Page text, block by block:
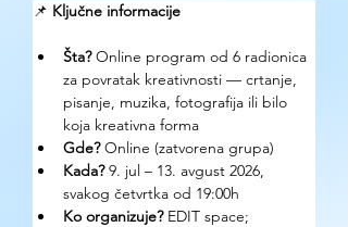
📌 Ključne informacije
Šta? Online program od 6 radionica
za povratak kreativnosti — crtanje,
pisanje, muzika, fotografija ili bilo
koja kreativna forma
Gde? Online (zatvorena grupa)
Kada? 9. jul – 13. avgust 2026,
svakog četvrtka od 19:00h
Ko organizuje? EDIT space;